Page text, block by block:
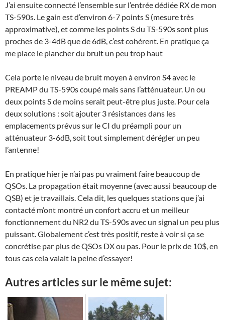
J’ai ensuite connecté l’ensemble sur l’entrée dédiée RX de mon
TS-590s. Le gain est d’environ 6-7 points S (mesure très
approximative), et comme les points S du TS-590s sont plus
proches de 3-4dB que de 6dB, c’est cohérent. En pratique ça
me place le plancher du bruit un peu trop haut
Cela porte le niveau de bruit moyen à environ S4 avec le
PREAMP du TS-590s coupé mais sans l’atténuateur. Un ou
deux points S de moins serait peut-être plus juste. Pour cela
deux solutions : soit ajouter 3 résistances dans les
emplacements prévus sur le CI du préampli pour un
atténuateur 3-6dB, soit tout simplement dérégler un peu
l’antenne!
En pratique hier je n’ai pas pu vraiment faire beaucoup de
QSOs. La propagation était moyenne (avec aussi beaucoup de
QSB) et je travaillais. Cela dit, les quelques stations que j’ai
contacté m’ont montré un confort accru et un meilleur
fonctionnement du NR2 du TS-590s avec un signal un peu plus
puissant. Globalement c’est très positif, reste à voir si ça se
concrétise par plus de QSOs DX ou pas. Pour le prix de 10$, en
tous cas cela valait la peine d’essayer!
Autres articles sur le même sujet: